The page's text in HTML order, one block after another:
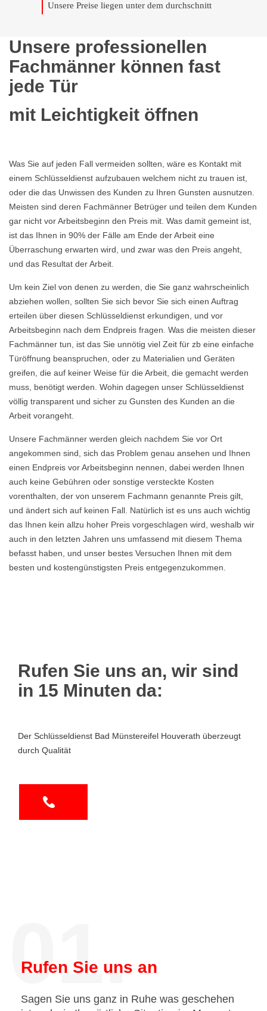
Unsere Preise liegen unter dem durchschnitt
Unsere professionellen
Fachmänner können fast
jede Tür
mit Leichtigkeit öffnen
Was Sie auf jeden Fall vermeiden sollten, wäre es Kontakt mit
einem Schlüsseldienst aufzubauen welchem nicht zu trauen ist,
oder die das Unwissen des Kunden zu Ihren Gunsten ausnutzen.
Meisten sind deren Fachmänner Betrüger und teilen dem Kunden
gar nicht vor Arbeitsbeginn den Preis mit. Was damit gemeint ist,
ist das Ihnen in 90% der Fälle am Ende der Arbeit eine
Überraschung erwarten wird, und zwar was den Preis angeht,
und das Resultat der Arbeit.
Um kein Ziel von denen zu werden, die Sie ganz wahrscheinlich
abziehen wollen, sollten Sie sich bevor Sie sich einen Auftrag
erteilen über diesen Schlüsseldienst erkundigen, und vor
Arbeitsbeginn nach dem Endpreis fragen. Was die meisten dieser
Fachmänner tun, ist das Sie unnötig viel Zeit für zb eine einfache
Türöffnung beanspruchen, oder zu Materialien und Geräten
greifen, die auf keiner Weise für die Arbeit, die gemacht werden
muss, benötigt werden. Wohin dagegen unser Schlüsseldienst
völlig transparent und sicher zu Gunsten des Kunden an die
Arbeit vorangeht.
Unsere Fachmänner werden gleich nachdem Sie vor Ort
angekommen sind, sich das Problem genau ansehen und Ihnen
einen Endpreis vor Arbeitsbeginn nennen, dabei werden Ihnen
auch keine Gebühren oder sonstige versteckte Kosten
vorenthalten, der von unserem Fachmann genannte Preis gilt,
und ändert sich auf keinen Fall. Natürlich ist es uns auch wichtig
das Ihnen kein allzu hoher Preis vorgeschlagen wird, weshalb wir
auch in den letzten Jahren uns umfassend mit diesem Thema
befasst haben, und unser bestes Versuchen Ihnen mit dem
besten und kostengünstigsten Preis entgegenzukommen.
Rufen Sie uns an, wir sind
in 15 Minuten da:
Der Schlüsseldienst Bad Münstereifel Houverath überzeugt
durch Qualität
01.
Rufen Sie uns an
Sagen Sie uns ganz in Ruhe was geschehen